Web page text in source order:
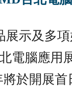
展示及多
電腦應用
於開展